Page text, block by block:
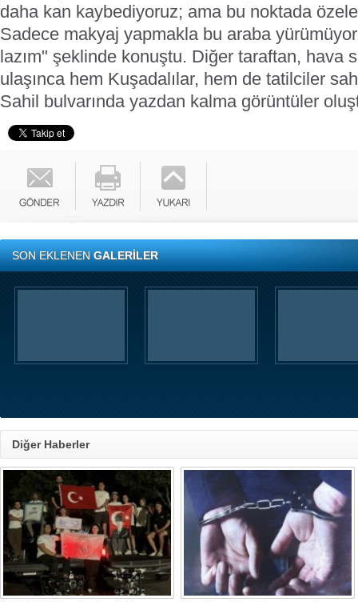
daha kan kaybediyoruz; ama bu noktada
Sadece makyaj yapmakla bu araba
lazım" şeklinde konuştu. Diğer taraftan, hava
ulaşınca hem Kuşadalılar, hem de tatilciler
Sahil bulvarında yazdan kalma görüntüler
SON EKLENENGALERİLER
Diğer Haberler